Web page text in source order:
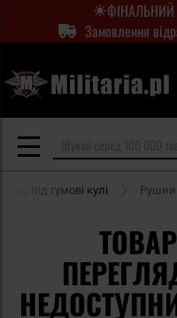
Замовлення
під гумові кулі